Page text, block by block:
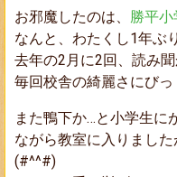
お邪魔したのは、 勝平小
なんと、わたくし1年ぶ
去年の2月に2回、読み
毎回校舎の綺麗さにびっ
また鴨下か…と小学生に
ながら教室に入りまし
(#^^#)